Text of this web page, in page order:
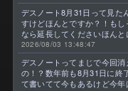
デスノート8月31日って見た
すけどほんとですか？！もし
なら延長してくださいほんと
好きなんです😭
2026/08/03 13:48:47
デスノートってまじで今回消
の！？数年前も8月31日に終
て書いてて今もあるけど今年